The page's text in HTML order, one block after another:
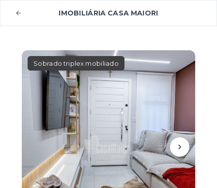
IMOBILIÁRIA CASA MAIORI
Sobrado triplex mobiliado